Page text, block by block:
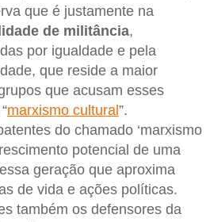
que é justamente na
de militância,
por igualdade e pela
que reside a maior
que acusam esses
marxismo cultural”.
do chamado ‘marxismo
potencial de uma
geração que aproxima
de vida e ações políticas.
também os defensores da